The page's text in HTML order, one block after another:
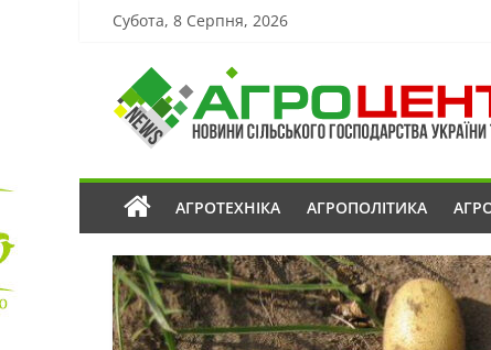
Субота, 8 Серпня, 2026
АГРОТЕХНІКА АГРОПОЛІТИКА